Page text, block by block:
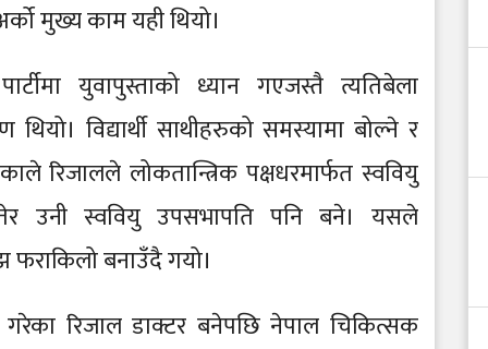
मुख्य काम यही थियो।
युवापुस्ताको ध्यान गएजस्तै त्यतिबेला
विद्यार्थी साथीहरुको समस्यामा बोल्ने र
रिजालले लोकतान्त्रिक पक्षधरमार्फत स्ववियु
उनी स्ववियु उपसभापति पनि बने। यसले
फराकिलो बनाउँदै गयो।
गरेका रिजाल डाक्टर बनेपछि नेपाल चिकित्सक